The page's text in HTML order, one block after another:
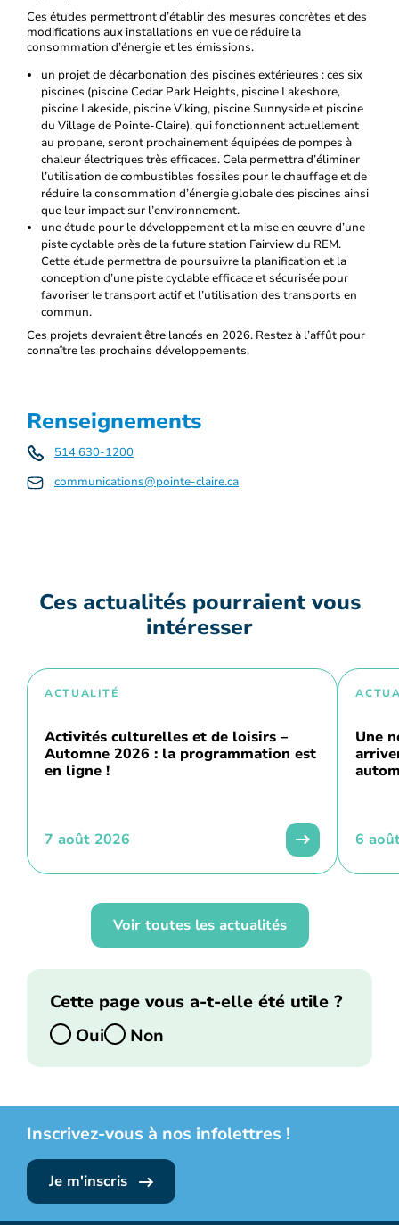
Ces études permettront d’établir des mesures concrètes et des
modifications aux installations en vue de réduire la
consommation d’énergie et les émissions.
un projet de décarbonation des piscines extérieures : ces six
piscines (piscine Cedar Park Heights, piscine Lakeshore,
piscine Lakeside, piscine Viking, piscine Sunnyside et piscine
du Village de Pointe-Claire), qui fonctionnent actuellement
au propane, seront prochainement équipées de pompes à
chaleur électriques très efficaces. Cela permettra d’éliminer
l’utilisation de combustibles fossiles pour le chauffage et de
réduire la consommation d’énergie globale des piscines ainsi
que leur impact sur l’environnement.
une étude pour le développement et la mise en œuvre d’une
piste cyclable près de la future station Fairview du REM.
Cette étude permettra de poursuivre la planification et la
conception d’une piste cyclable efficace et sécurisée pour
favoriser le transport actif et l’utilisation des transports en
commun.
Ces projets devraient être lancés en 2026. Restez à l’affût pour
connaître les prochains développements.
Renseignements
514 630-1200
communications@pointe-claire.ca
Ces actualités pourraient vous
intéresser
ACTUALITÉ
Activités culturelles et de loisirs –
Automne 2026 : la programmation est
en ligne !
7 août 2026
Une
6
Voir toutes les actualités
Cette page vous a-t-elle été utile ?
Oui
Non
Inscrivez-vous à nos infolettres !
Je m'inscris